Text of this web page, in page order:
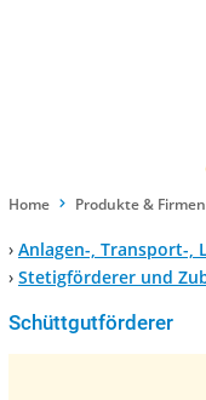
Home Produkte & Firmen
› Anlagen-, Transport-,
› Stetigförderer und
Schüttgutförderer